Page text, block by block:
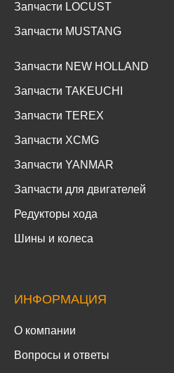
Запчасти LOCUST
Запчасти MUSTANG
Запчасти NEW HOLLAND
Запчасти TAKEUCHI
Запчасти TEREX
Запчасти XCMG
Запчасти YANMAR
Запчасти для двигателей
Редукторы хода
Шины и колеса
ИНФОРМАЦИЯ
О компании
Вопросы и ответы